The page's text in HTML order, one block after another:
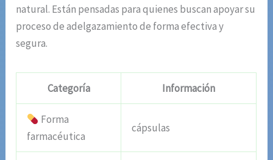
natural. Están pensadas para quienes buscan apoyar su
proceso de adelgazamiento de forma efectiva y
segura.
Categoría Información
Forma
farmacéutica
cápsulas